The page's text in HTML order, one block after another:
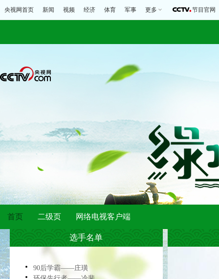
央视网首页 新闻 视频 经济 体育 军事 更多 节目官网
首页 二级页 网络电视客户端
选手名单
90后学霸——庄璜